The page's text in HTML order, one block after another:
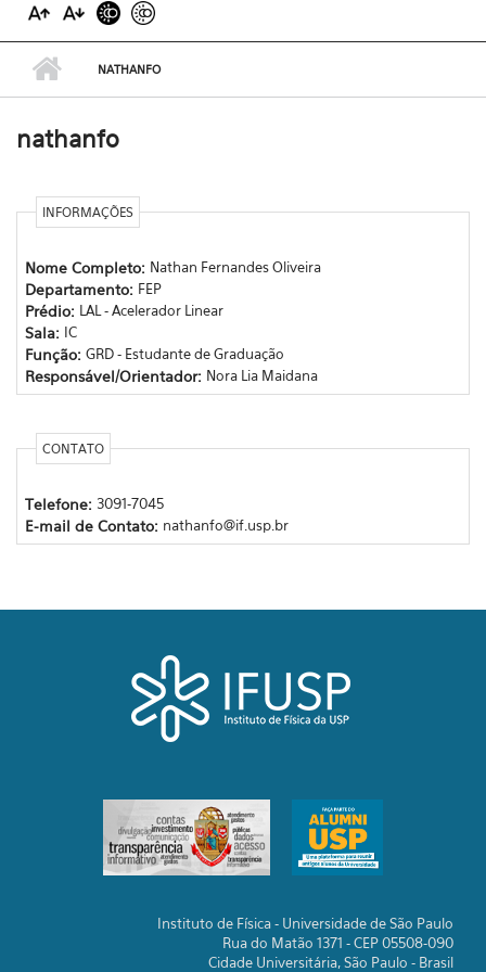
NATHANFO
nathanfo
INFORMAÇÕES
Nome Completo: Nathan Fernandes Oliveira
Departamento: FEP
Prédio: LAL - Acelerador Linear
Sala: IC
Função: GRD - Estudante de Graduação
Responsável/Orientador: Nora Lia Maidana
CONTATO
Telefone: 3091-7045
E-mail de Contato: nathanfo@if.usp.br
Instituto de Física - Universidade de São Paulo
Rua do Matão 1371 - CEP 05508-090
Cidade Universitária, São Paulo - Brasil